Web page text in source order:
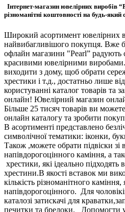
Інтернет-магазин ювелірних виробів
різноманітні коштовності на будь-який
Широкий асортимент ювелірних
найвибагливішого покупця. Вже
офлайн магазини "Pearl” радують
красивими ювелірними
виходити з дому, щоб обрати
хрестики і т.д., достатньо лише
користуванні каталог товарів та
онлайн! Ювелірний магазин
Більше 25 тисяч товарів ви
онлайн каталогу та зробити
В асортименті представлено безліч
символічної тематики: іконки,
Також ,можете обрати підвіски зі
напівдорогоцінного каміння, а
хрестики, які ідеально підходять
хрестини.В якості вставок ми
кількість різноманітного
напівдорогоцінного. Для
каталозі затискачі для
печитки та брелоки. Допомогти у